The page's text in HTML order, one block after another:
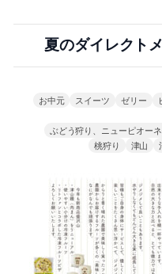
夏のダイレクト
お中元 スイーツ ゼリー
ぶどう狩り、ニューピオーネ
桃狩り
津山